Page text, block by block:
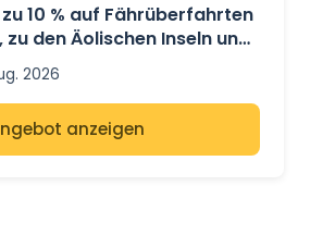
10 % auf Fährüberfahrten
den Äolischen Inseln und
Inseln mit SNAV.
2026
anzeigen